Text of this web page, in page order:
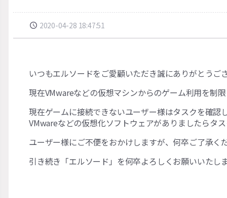
2020-04-28 18:47:51
いつもエルソードをご愛顧いただき誠にありがとうご
現在VMwareなどの仮想マシンからのゲーム利用を制
現在ゲームに接続できないユーザー様はタスクを確認
VMwareなどの仮想化ソフトウェアがありましたらタ
ユーザー様にご不便をおかけしますが、何卒ご了承く
引き続き「エルソード」を何卒よろしくお願いいたし